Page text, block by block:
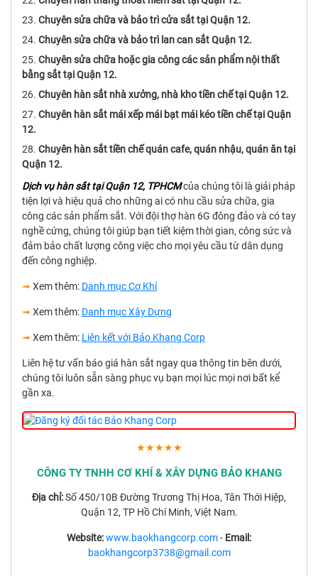
Chuyên sửa chữa và bảo trì cửa sắt tại Quận 12.
Chuyên sửa chữa và bảo trì lan can sắt Quận 12.
Chuyên sửa chữa hoặc gia công các sản phẩm nội thất
bằng sắt tại Quận 12.
Chuyên hàn sắt nhà xưởng, nhà kho tiền chế tại Quận 12.
Chuyên hàn sắt mái xếp mái bạt mái kéo tiền chế tại Quận
12.
Chuyên hàn sắt tiền chế quán cafe, quán nhậu, quán ăn tại
Quận 12.
Dịch vụ hàn sắt tại Quận 12, TPHCMcủa chúng tôi là giải pháp
tiện lợi và hiệu quả cho những ai có nhu cầu sửa chữa, gia
công các sản phẩm sắt. Với đội thợ hàn 6G đông đảo và có tay
nghề cứng, chúng tôi giúp bạn tiết kiệm thời gian, công sức và
đảm bảo chất lượng công việc cho mọi yêu cầu từ dân dụng
đến công nghiệp.
➟ Xem thêm: Danh mục Cơ Khí
➟ Xem thêm: Danh mục Xây Dựng
➟ Xem thêm: Liên kết với Bảo Khang Corp
Liên hệ tư vấn báo giá hàn sắt ngay qua thông tin bên dưới,
chúng tôi luôn sẵn sàng phục vụ bạn mọi lúc mọi nơi bất kể
gần xa.
★★★★★
CÔNG TY TNHH CƠ KHÍ & XÂY DỰNG BẢO KHANG
Địa chỉ:Số 450/10B Đường Trương Thị Hoa, Tân Thới Hiệp,
Quận 12, TP Hồ Chí Minh, Việt Nam.
Website:www.baokhangcorp.com- Email:
baokhangcorp3738@gmail.com